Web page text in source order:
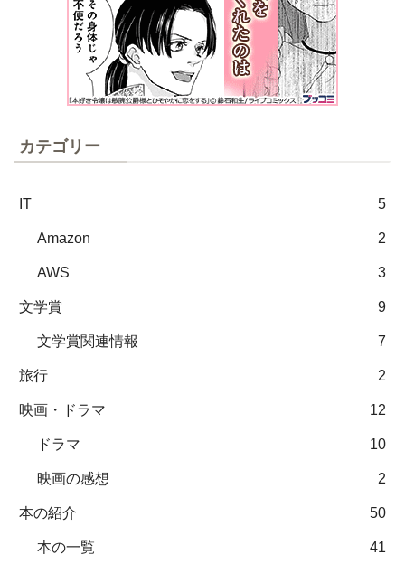
カテゴリー
IT 5
Amazon 2
AWS 3
文学賞 9
文学賞関連情報 7
旅行 2
映画・ドラマ 12
ドラマ 10
映画の感想 2
本の紹介 50
本の一覧 41